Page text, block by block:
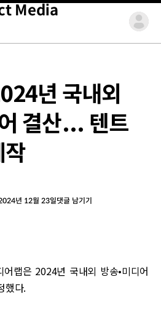
Media
년 국내외
결산... 텐트
년 12월 23일댓글 남기기
랩은 2024년 국내외 방송•미디어
했다.